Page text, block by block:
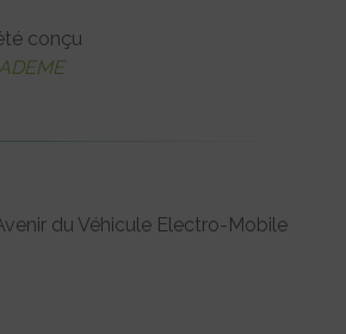
conçu
du Véhicule Electro-Mobile